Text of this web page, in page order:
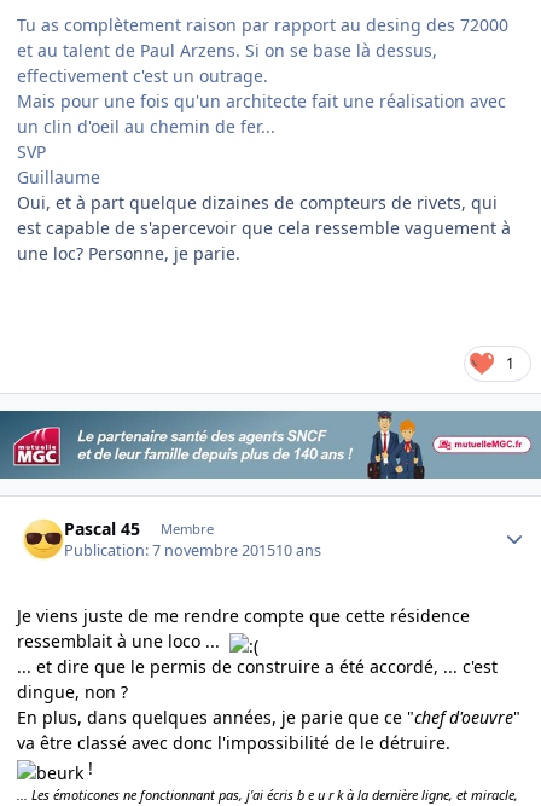
Tu as complètement raison par rapport au desing des 72000
et au talent de Paul Arzens. Si on se base là dessus,
effectivement c'est un outrage.
Mais pour une fois qu'un architecte fait une réalisation avec
un clin d'oeil au chemin de fer...
SVP
Guillaume
Oui, et à part quelque dizaines de compteurs de rivets, qui
est capable de s'apercevoir que cela ressemble vaguement à
une loc? Personne, je parie.
1
Pascal 45 Membre
Publication:7 novembre 201510 ans
Je viens juste de me rendre compte que cette résidence
ressemblait à une loco ...
... et dire que le permis de construire a été accordé, ... c'est
dingue, non ?
En plus, dans quelques années, je parie que ce "chef d'oeuvre"
va être classé avec donc l'impossibilité de le détruire.
!
... Les émoticones ne fonctionnant pas, j'ai écris b e u r k à la dernière ligne, et miracle,